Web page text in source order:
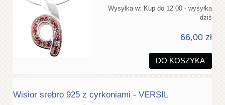
Wysyłka w: Kup do 12.00 - wysyłka
dziś
66,00 zł
DO KOSZYKA
Wisior srebro 925 z cyrkoniami - VERSIL